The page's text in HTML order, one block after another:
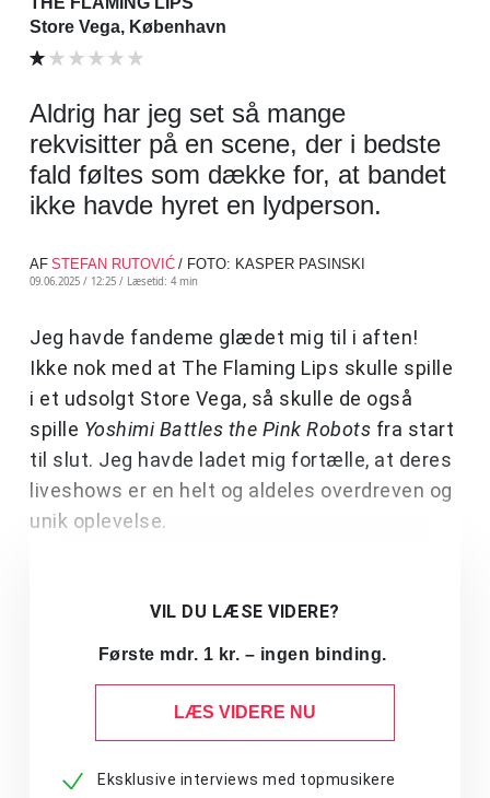
Store Vega, København
Aldrig har jeg set så mange
rekvisitter på en scene, der i bedste
fald føltes som dække for, at bandet
ikke havde hyret en lydperson.
AF STEFAN RUTOVIĆ / FOTO: KASPER PASINSKI
09.06.2025 / 12:25 / Læsetid: 4 min
Jeg havde fandeme glædet mig til i aften!
Ikke nok med at The Flaming Lips skulle spille
i et udsolgt Store Vega, så skulle de også
spille Yoshimi Battles the Pink Robots fra start
til slut. Jeg havde ladet mig fortælle, at deres
liveshows er en helt og aldeles overdreven og
unik oplevelse.
VIL DU LÆSE VIDERE?
Første mdr. 1 kr. – ingen binding.
LÆS VIDERE NU
Eksklusive interviews med topmusikere